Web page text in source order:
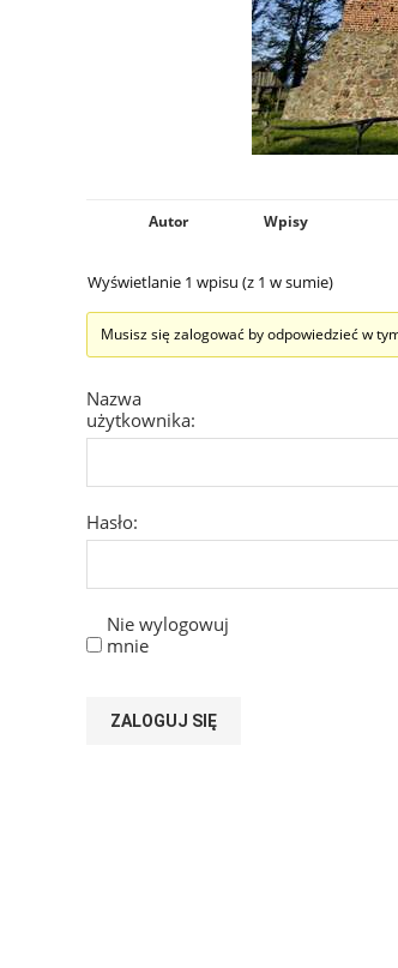
Autor Wpisy
Wyświetlanie 1 wpisu (z 1 w sumie)
Musisz się zalogować by odpowiedzieć w
Nazwa
użytkownika:
Hasło:
Nie wylogowuj
mnie
ZALOGUJ SIĘ